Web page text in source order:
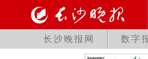
长沙晚报网 数字